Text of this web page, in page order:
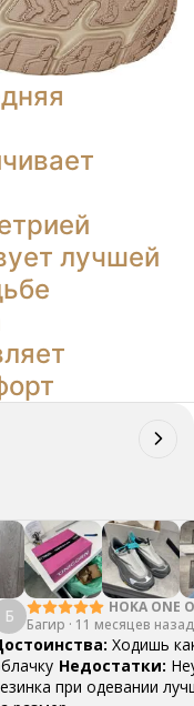
лучшей
Б
HOKA ONE
Primo
Багир · 11 месяцев назад
Ходишь
Недостатки:
при одевании